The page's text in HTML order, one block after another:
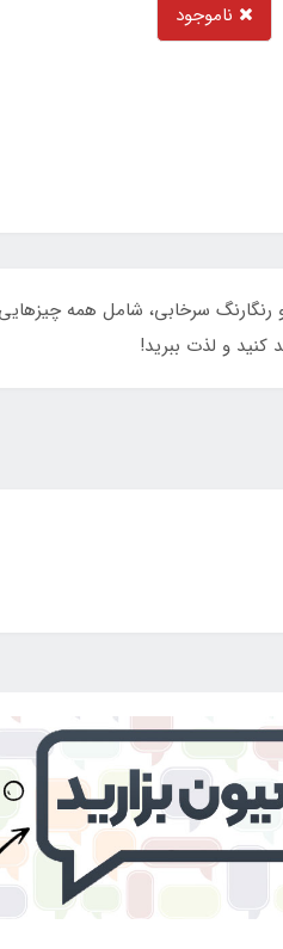
ناموجود
و رنگارنگ سرخابی، شامل همه
کنید و لذت ببرید!